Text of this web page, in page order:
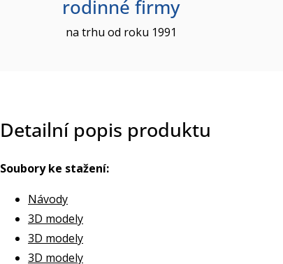
rodinné firmy
na trhu od roku 1991
Detailní popis produktu
Soubory ke stažení:
Návody
3D modely
3D modely
3D modely